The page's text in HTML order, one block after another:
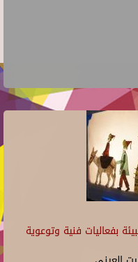
بفعاليات فنية وتوعوية